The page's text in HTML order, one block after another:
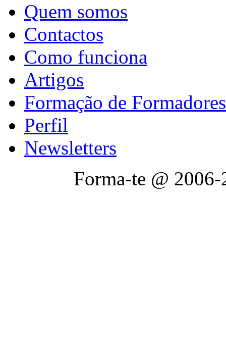
Quem somos
Contactos
Como funciona
Artigos
Formação de Formadores
Perfil
Newsletters
Forma-te @